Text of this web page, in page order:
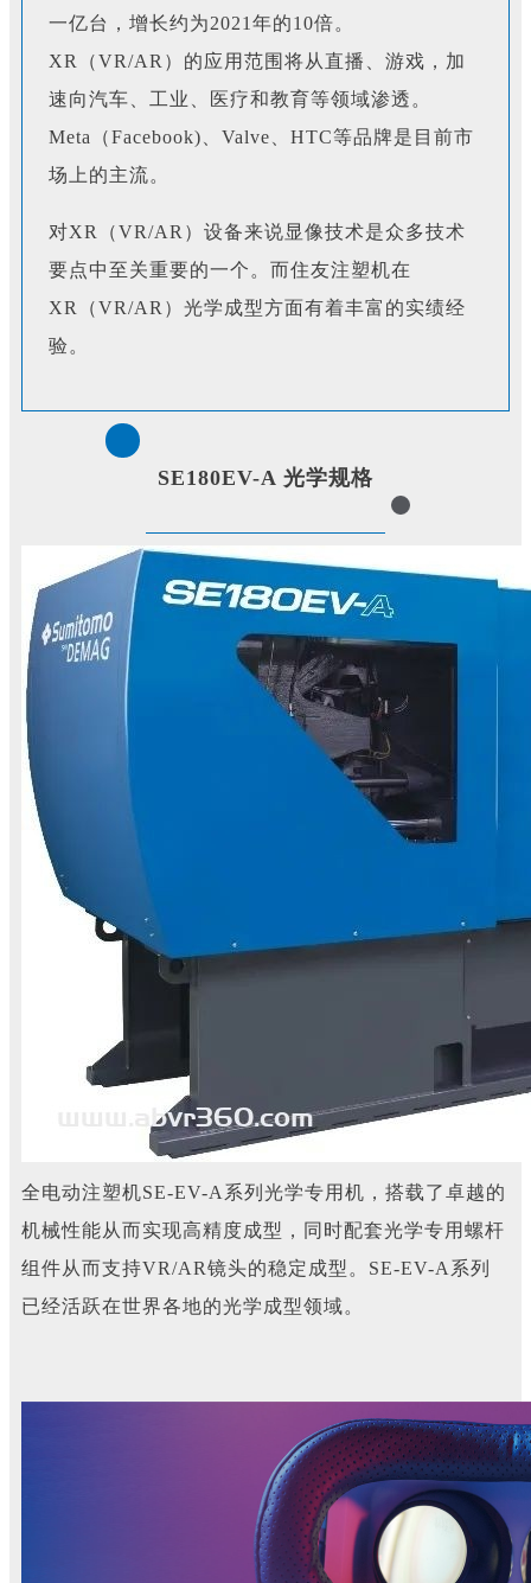
一亿台，增长约为2021年的10倍。
XR（VR/AR）的应用范围将从直播、游戏，加
速向汽车、工业、医疗和教育等领域渗透。
Meta（Facebook)、Valve、HTC等品牌是目前市
场上的主流。
对XR（VR/AR）设备来说显像技术是众多技术
要点中至关重要的一个。而住友注塑机在
XR（VR/AR）光学成型方面有着丰富的实绩经
验。
SE180EV-A 光学规格
全电动注塑机SE-EV-A系列光学专用机，搭载了卓越的
机械性能从而实现高精度成型，同时配套光学专用螺杆
组件从而支持VR/AR镜头的稳定成型。SE-EV-A系列
已经活跃在世界各地的光学成型领域。